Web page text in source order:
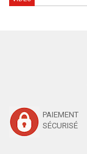
PAIEMENT
SÉCURISÉ